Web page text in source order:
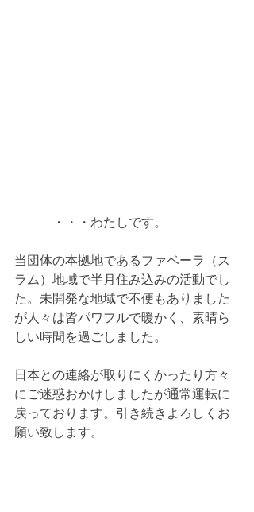
・・・わたしです。
当団体の本拠地であるファベーラ（ス
ラム）地域で半月住み込みの活動でし
た。未開発な地域で不便もありました
が人々は皆パワフルで暖かく、素晴ら
しい時間を過ごしました。
日本との連絡が取りにくかったり方々
にご迷惑おかけしましたが通常運転に
戻っております。引き続きよろしくお
願い致します。